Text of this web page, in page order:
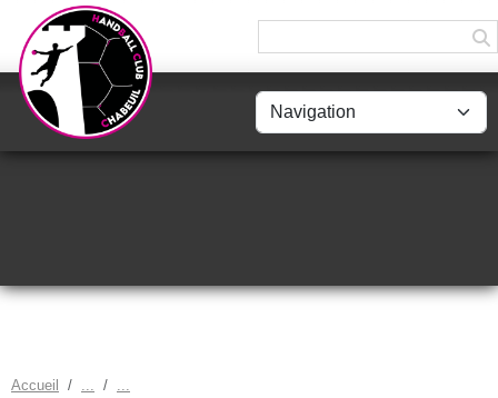
Accueil
Panneau de gestion des cookies